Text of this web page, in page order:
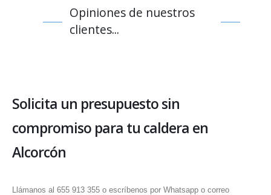
Opiniones de nuestros
clientes...
Solicita un presupuesto sin
compromiso para tu caldera en
Alcorcón
Llámanos al 655 913 355 o escríbenos por Whatsapp o correo